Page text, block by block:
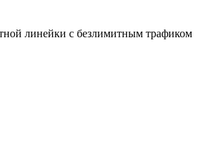
линейки с безлимитным трафиком